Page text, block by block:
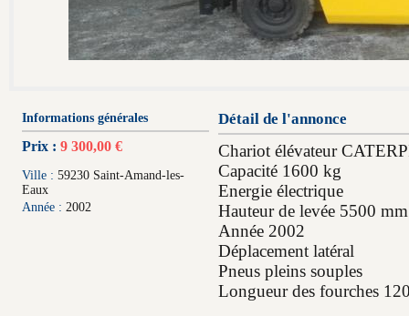
Informations générales
Prix : 9 300,00 €
Ville : 59230 Saint-Amand-les-
Eaux
Année : 2002
Détail de l'annonce
Chariot élévateur
Capacité 1600 kg
Energie électrique
Hauteur de levée 5500 mm
Année 2002
Déplacement latéral
Pneus pleins souples
Longueur des fourches